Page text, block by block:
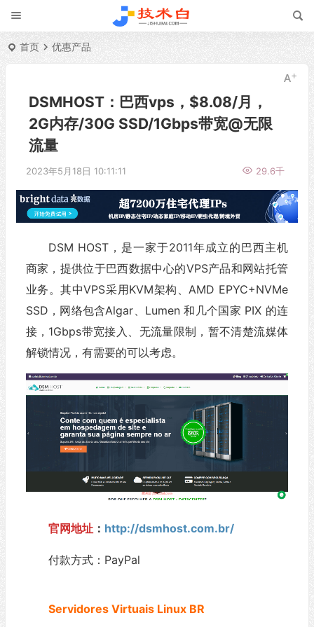
首页 优惠产品
DSMHOST：巴西vps，$8.08/月，
2G内存/30G SSD/1Gbps带宽@无限
流量
2023年5月18日 10:11:11 29.6千
DSM HOST，是一家于2011年成立的巴西主机
商家，提供位于巴西数据中心的VPS产品和网站托管
业务。其中VPS采用KVM架构、AMD EPYC+NVMe
SSD，网络包含Algar、Lumen 和几个国家 PIX 的连
接，1Gbps带宽接入、无流量限制，暂不清楚流媒体
解锁情况，有需要的可以考虑。
官网地址： http://dsmhost.com.br/
付款方式：PayPal
Servidores Virtuais Linux BR